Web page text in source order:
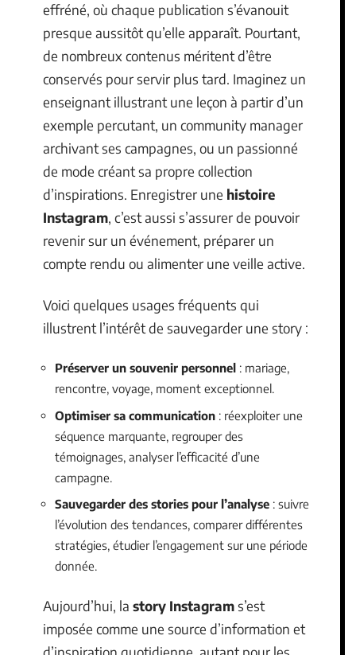
effréné, où chaque publication s’évanouit
presque aussitôt qu’elle apparaît. Pourtant,
de nombreux contenus méritent d’être
conservés pour servir plus tard. Imaginez un
enseignant illustrant une leçon à partir d’un
exemple percutant, un community manager
archivant ses campagnes, ou un passionné
de mode créant sa propre collection
d’inspirations. Enregistrer une histoire
Instagram, c’est aussi s’assurer de pouvoir
revenir sur un événement, préparer un
compte rendu ou alimenter une veille active.
Voici quelques usages fréquents qui
illustrent l’intérêt de sauvegarder une story :
Préserver un souvenir personnel : mariage,
rencontre, voyage, moment exceptionnel.
Optimiser sa communication : réexploiter une
séquence marquante, regrouper des
témoignages, analyser l’efficacité d’une
campagne.
Sauvegarder des stories pour l’analyse : suivre
l’évolution des tendances, comparer différentes
stratégies, étudier l’engagement sur une période
donnée.
Aujourd’hui, la story Instagrams’est
imposée comme une source d’information et
d’inspiration quotidienne, autant pour les